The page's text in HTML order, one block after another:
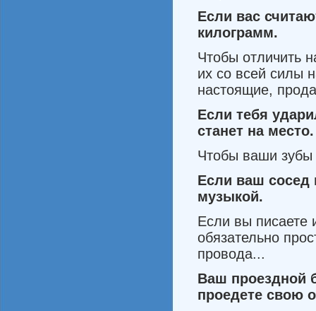
Если вас
кило­грамм.
Чтобы отличить
их со всей силы
настоящие,
Если тебя
станет на место.
Чтобы ваши зубы
Если ваш сосед
музыкой.
Если вы писаете
обязательно
провода...
Ваш проездной
про­едете свою